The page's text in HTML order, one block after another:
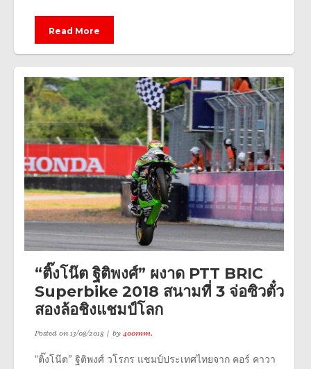
Read More
“ติ๊งโน๊ต ฐิติพงศ์” ผงาด PTT BRIC
Superbike 2018 สนามที่ 3 จ่อซิวตั๋ว
สองล้อชิงแชมป์โลก
Posted on13/08/2018 by400mm.
“ติ๊งโน๊ต” ฐิติพงศ์ วโรกร แชมป์ประเทศไทยจาก คอร์ คาวา